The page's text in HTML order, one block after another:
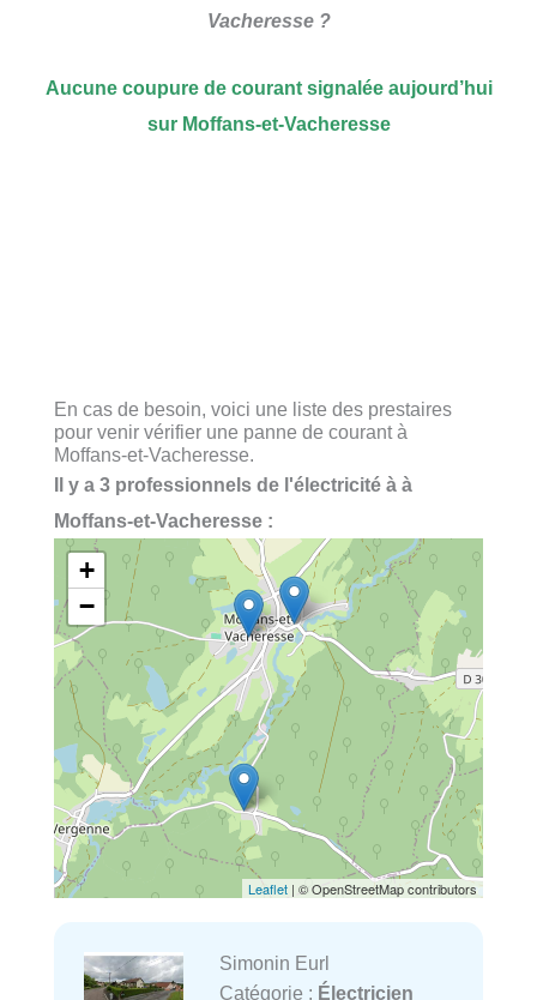
Vacheresse ?
Aucune coupure de courant signalée aujourd’hui
sur Moffans-et-Vacheresse
En cas de besoin, voici une liste des prestaires
pour venir vérifier une panne de courant à
Moffans-et-Vacheresse.
Il y a 3 professionnels de l'électricité à à
Moffans-et-Vacheresse :
+
−
Leaflet | © OpenStreetMap contributors
Simonin Eurl
Catégorie : Électricien